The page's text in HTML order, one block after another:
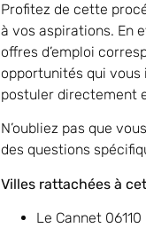
Profitez de cette
à vos aspirations. En
offres d’emploi
opportunités qui vous
postuler directement
N’oubliez pas que
des questions
Villes rattachées à
Le Cannet 06110